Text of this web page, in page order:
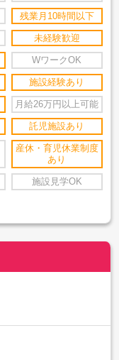
残業月10時間以下
未経験歓迎
WワークOK
施設経験あり
月給26万円以上可能
託児施設あり
産休・育児休業制度
あり
施設見学OK